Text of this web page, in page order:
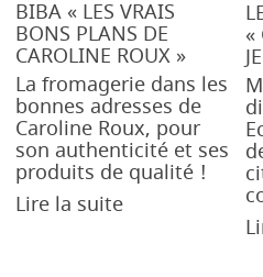
BIBA « LES VRAIS
BONS PLANS DE
CAROLINE ROUX »
La fromagerie dans les
bonnes adresses de
Caroline Roux, pour
son authenticité et ses
produits de qualité !
Lire la suite
«